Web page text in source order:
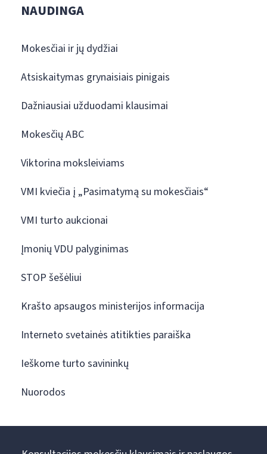
NAUDINGA
Mokesčiai ir jų dydžiai
Atsiskaitymas grynaisiais pinigais
Dažniausiai užduodami klausimai
Mokesčių ABC
Viktorina moksleiviams
VMI kviečia į „Pasimatymą su mokesčiais“
VMI turto aukcionai
Įmonių VDU palyginimas
STOP šešėliui
Krašto apsaugos ministerijos informacija
Interneto svetainės atitikties paraiška
Ieškome turto savininkų
Nuorodos